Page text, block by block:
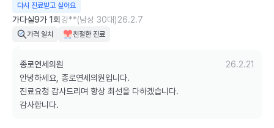
다시 진료받고 싶어요
가다실9가 1회 강**(남성 30대)26.2.7
가격 일치 친절한 진료
종로연세의원
26.2.21
안녕하세요, 종로연세의원입니다.
진료요청 감사드리며 항상 최선을 다하겠습니다.
감사합니다.